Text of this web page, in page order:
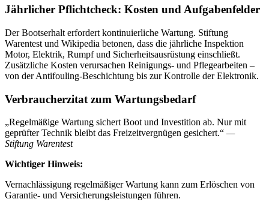
Jährlicher Pflichtcheck: Kosten und Aufgabenfelder
Der Bootserhalt erfordert kontinuierliche Wartung. Stiftung
Warentest und Wikipedia betonen, dass die jährliche Inspektion
Motor, Elektrik, Rumpf und Sicherheitsausrüstung einschließt.
Zusätzliche Kosten verursachen Reinigungs- und Pflegearbeiten –
von der Antifouling-Beschichtung bis zur Kontrolle der Elektronik.
Verbraucherzitat zum Wartungsbedarf
„Regelmäßige Wartung sichert Boot und Investition ab. Nur mit
geprüfter Technik bleibt das Freizeitvergnügen gesichert.“ —
Stiftung Warentest
Wichtiger Hinweis:
Vernachlässigung regelmäßiger Wartung kann zum Erlöschen von
Garantie- und Versicherungsleistungen führen.